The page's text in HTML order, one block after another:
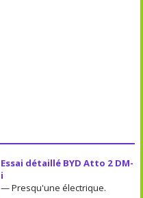
Essai détaillé BYD Atto 2 DM-
i
— Presqu'une électrique.